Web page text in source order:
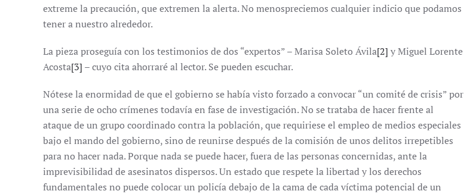
extreme la precaución, que extremen la alerta. No menospreciemos cualquier indicio que podamos
tener a nuestro alrededor.
La pieza proseguía con los testimonios de dos “expertos” – Marisa Soleto Ávila[2] y Miguel Lorente
Acosta[3] – cuyo cita ahorraré al lector. Se pueden escuchar.
Nótese la enormidad de que el gobierno se había visto forzado a convocar “un comité de crisis” por
una serie de ocho crímenes todavía en fase de investigación. No se trataba de hacer frente al
ataque de un grupo coordinado contra la población, que requiriese el empleo de medios especiales
bajo el mando del gobierno, sino de reunirse después de la comisión de unos delitos irrepetibles
para no hacer nada. Porque nada se puede hacer, fuera de las personas concernidas, ante la
imprevisibilidad de asesinatos dispersos. Un estado que respete la libertad y los derechos
fundamentales no puede colocar un policía debajo de la cama de cada víctima potencial de un